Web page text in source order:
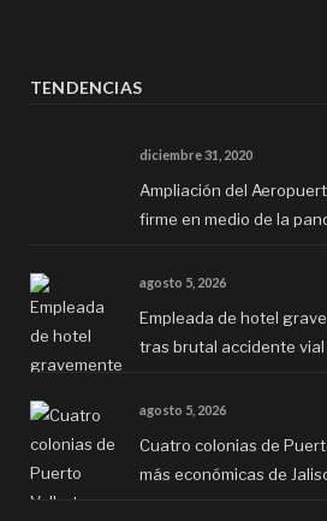
TENDENCIAS
diciembre 31, 2020
Ampliación del
firme en medio de la
agosto 5, 2026
Empleada de hotel
tras brutal accidente
agosto 5, 2026
Cuatro colonias de
más económicas de